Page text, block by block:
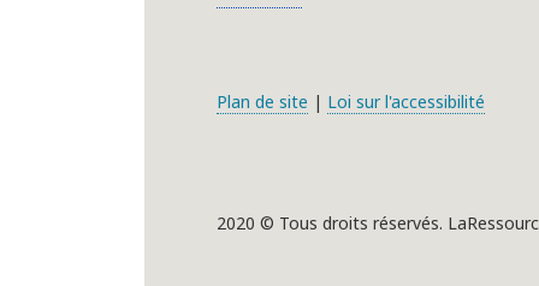
Plan de site | Loi sur l'accessibilité
2020 © Tous droits réservés.